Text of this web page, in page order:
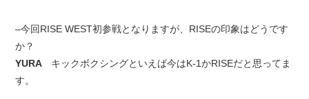
–今回RISE WEST初参戦となりますが、RISEの印象はどうです
か？
YURA キックボクシングといえば今はK-1かRISEだと思ってま
す。